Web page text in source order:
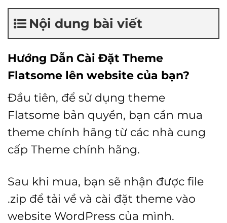
Nội dung bài viết
Hướng Dẫn Cài Đặt Theme
Flatsome lên website của bạn?
Đầu tiên, để sử dụng theme
Flatsome bản quyền, bạn cần mua
theme chính hãng từ các nhà cung
cấp Theme chính hãng.
Sau khi mua, bạn sẽ nhận được file
.zip để tải về và cài đặt theme vào
website WordPress của mình.